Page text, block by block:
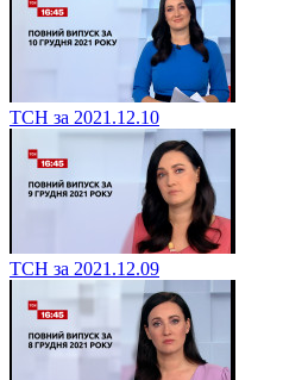
ТСН за 2021.12.10
ТСН за 2021.12.09